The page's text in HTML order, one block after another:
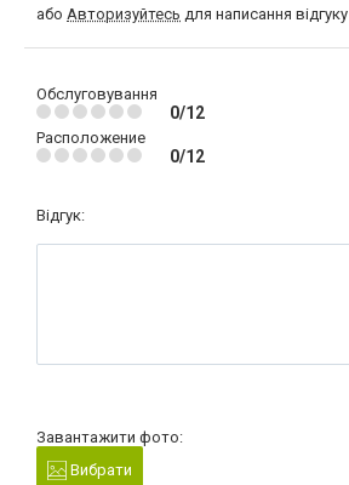
або Авторизуйтесь для написання відгуку
Обслуговування
0/12
Расположение
0/12
Відгук:
Завантажити фото:
Вибрати